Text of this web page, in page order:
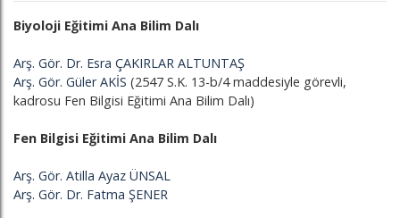
Biyoloji Eğitimi Ana Bilim Dalı
Arş. Gör. Dr. Esra ÇAKIRLAR ALTUNTAŞ
Arş. Gör. Güler AKİS (2547 S.K. 13-b/4 maddesiyle görevli,
kadrosu Fen Bilgisi Eğitimi Ana Bilim Dalı)
Fen Bilgisi Eğitimi Ana Bilim Dalı
Arş. Gör. Atilla Ayaz ÜNSAL
Arş. Gör. Dr. Fatma ŞENER